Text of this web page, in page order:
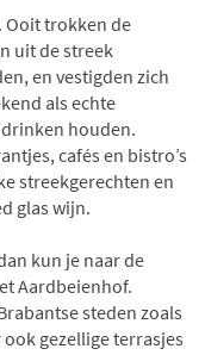
Ooit trokken de
uit de streek
en vestigden zich
als echte
houden.
cafés en bistro’s
streekgerechten en
glas wijn.
kun je naar de
Aardbeienhof.
steden zoals
gezellige terrasjes